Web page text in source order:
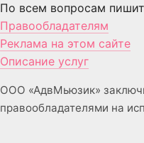
По всем вопросам
Правообладателям
Реклама на этом сайте
Описание услуг
ООО «АдвМьюзик»
правообладателями на